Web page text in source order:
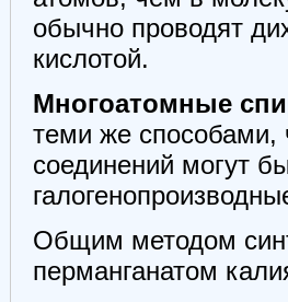
обычно проводят
кислотой.
Многоатомные
теми же способами,
соединений могут
Общим методом
перманганатом